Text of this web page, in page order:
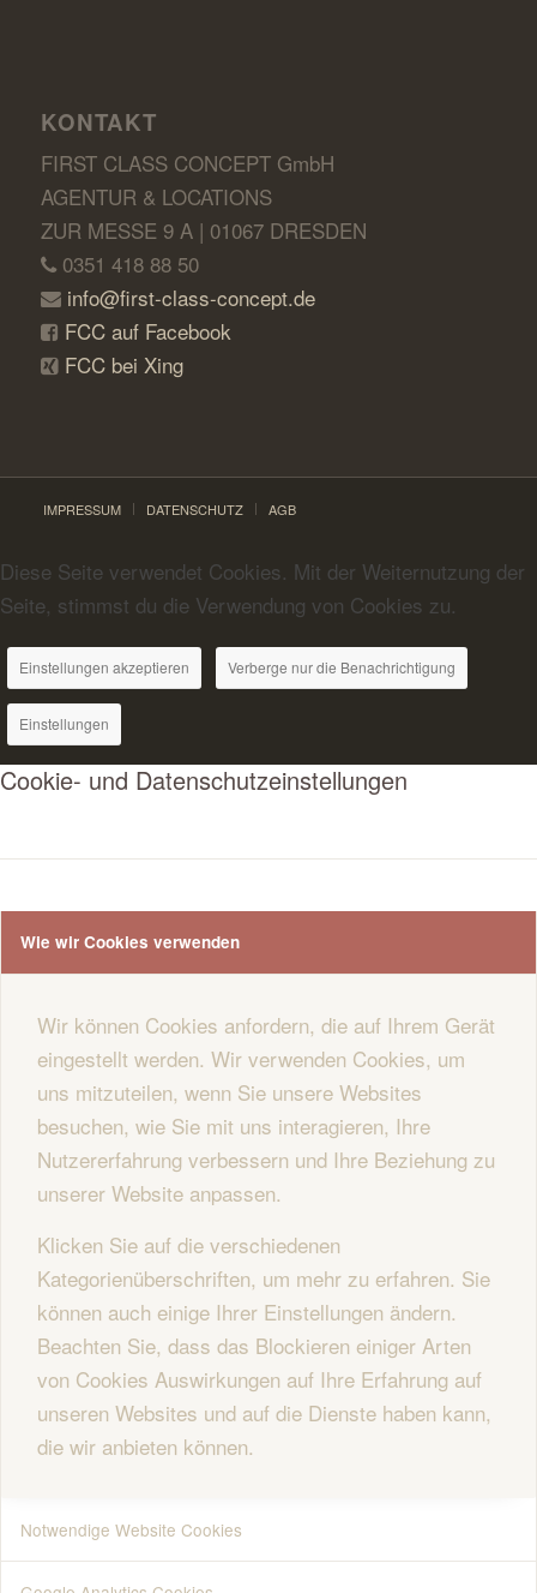
KONTAKT
FIRST CLASS CONCEPT GmbH
AGENTUR & LOCATIONS
ZUR MESSE 9 A | 01067 DRESDEN
0351 418 88 50
info@first-class-concept.de
FCC auf Facebook
FCC bei Xing
IMPRESSUM DATENSCHUTZ AGB
Diese Seite verwendet Cookies. Mit der Weiternutzung der
Seite, stimmst du die Verwendung von Cookies zu.
Einstellungen akzeptieren Verberge nur die Benachrichtigung
Einstellungen
Cookie- und Datenschutzeinstellungen
Wie wir Cookies verwenden
Wir können Cookies anfordern, die auf Ihrem Gerät
eingestellt werden. Wir verwenden Cookies, um
uns mitzuteilen, wenn Sie unsere Websites
besuchen, wie Sie mit uns interagieren, Ihre
Nutzererfahrung verbessern und Ihre Beziehung zu
unserer Website anpassen.
Klicken Sie auf die verschiedenen
Kategorienüberschriften, um mehr zu erfahren. Sie
können auch einige Ihrer Einstellungen ändern.
Beachten Sie, dass das Blockieren einiger Arten
von Cookies Auswirkungen auf Ihre Erfahrung auf
unseren Websites und auf die Dienste haben kann,
die wir anbieten können.
Notwendige Website Cookies